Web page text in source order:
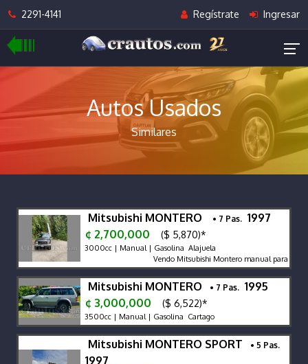
2291-4141 Regístrate Ingresar
Autos Usados
Similares
Mitsubishi MONTERO • 7 Pas. 1997
¢ 2,700,000
($ 5,870)*
3000cc | Manual | Gasolina Alajuela
Vendo Mitsubishi Montero manual para
Mitsubishi MONTERO • 7 Pas. 1995
¢ 3,000,000
($ 6,522)*
3500cc | Manual | Gasolina Cartago
Mitsubishi MONTERO SPORT • 5 Pas.
1997